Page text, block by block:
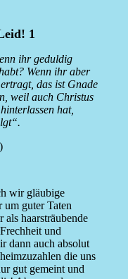
1
ihr geduldig
Wenn ihr aber
das ist Gnade
weil auch Christus
hat,
wir gläubige
um guter Taten
haarsträubende
und
dann auch absolut
die uns
gut gemeint und